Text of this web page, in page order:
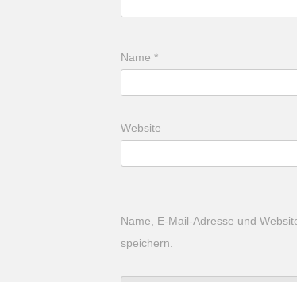
Name *
Website
Name, E-Mail-Adresse und
speichern.